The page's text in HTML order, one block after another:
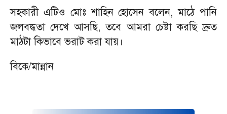
সহকারী এটিও মোঃ শাহিন হোসেন বলেন, মাঠে পানি
জলবদ্ধতা দেখে আসছি, তবে আমরা চেষ্টা করছি দ্রুত
মাঠটা কিভাবে ভরাট করা যায়।
বিকে/মান্নান